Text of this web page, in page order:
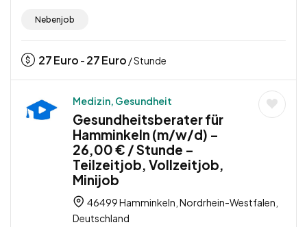
Nebenjob
27Euro - 27Euro / Stunde
Medizin, Gesundheit
Gesundheitsberater für
Hamminkeln (m/w/d) –
26,00 € / Stunde –
Teilzeitjob, Vollzeitjob,
Minijob
46499 Hamminkeln, Nordrhein-Westfalen,
Deutschland